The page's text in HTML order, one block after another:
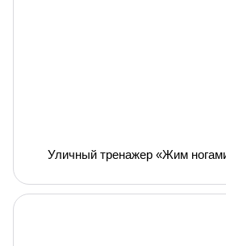
Уличный тренажер «Жим